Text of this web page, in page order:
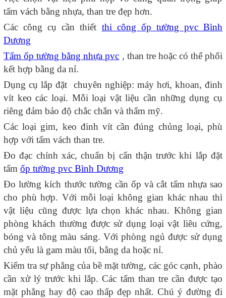
tấm vách bằng nhựa, than tre đẹp hơn.
Các công cụ cần thiết thi công ốp tường pvc Bình
Dương
Tấm ốp tường bằng nhựa pvc , than tre hoặc có thể phối
kết hợp bằng da nỉ.
Dụng cụ lắp đặt chuyên nghiệp: máy hơi, khoan, đinh
vít keo các loại. Mỗi loại vật liệu cần những dụng cụ
riêng đảm bảo độ chắc chắn và thẩm mỹ.
Các loại gim, keo đinh vít cần đúng chủng loại, phù
hợp với tấm vách than tre.
Đo đạc chính xác, chuẩn bị cẩn thận trước khi lắp đặt
tấm ốp tường pvc Bình Dương
Đo lường kích thước tường cần ốp và cắt tấm nhựa sao
cho phù hợp. Với mỗi loại không gian khác nhau thì
vật liệu cũng được lựa chọn khác nhau. Không gian
phòng khách thường được sử dụng loại vật liêu cứng,
bóng và tông màu sáng. Với phòng ngủ được sử dụng
chủ yếu là gam màu tối, bằng da hoặc nỉ.
Kiểm tra sự phẳng của bề mặt tường, các góc cạnh, phào
cần xử lý trước khi lắp. Các tấm than tre cần được tạo
mặt phẳng hay độ cao thấp đẹp nhất. Chú ý đường đi